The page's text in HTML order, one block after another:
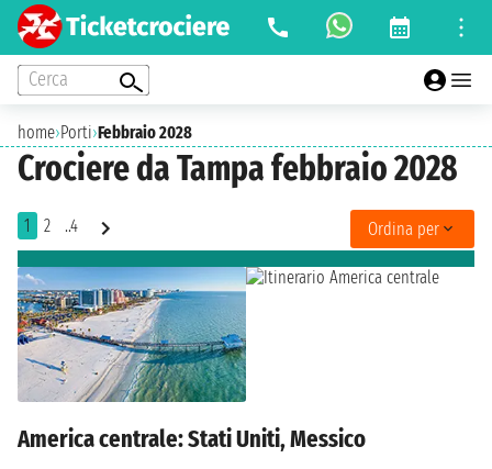
Cerca
home›Porti›Febbraio 2028
Crociere da Tampa febbraio 2028
1 2 ..4 Ordina per
America centrale: Stati Uniti, Messico